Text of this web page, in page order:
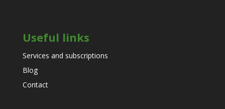
Useful links
Services and subscriptions
Blog
Contact